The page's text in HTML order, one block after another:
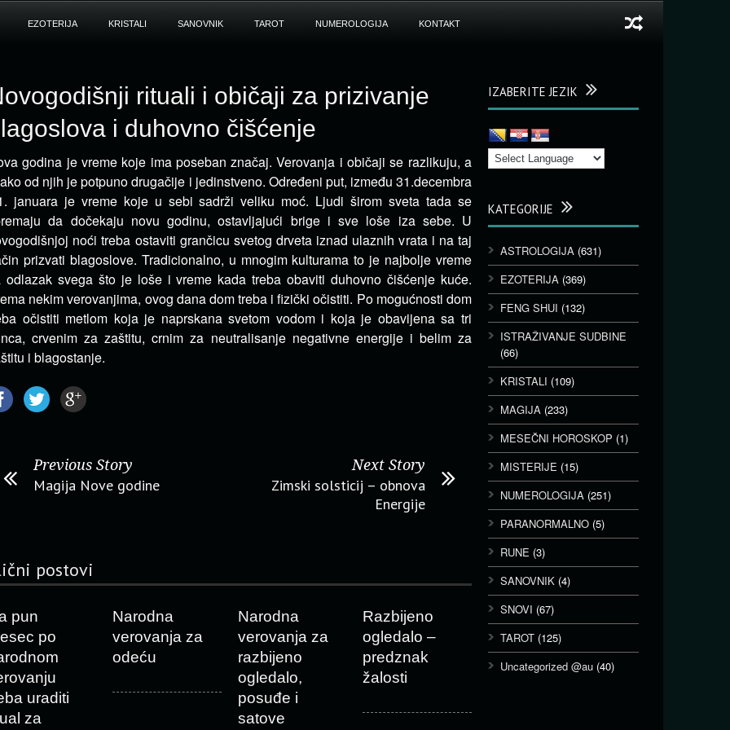
EZOTERIJA KRISTALI SANOVNIK TAROT NUMEROLOGIJA KONTAKT
rituali i običaji za prizivanje
i duhovno čišćenje
godina je vreme koje ima poseban značaj. Verovanja i običaji se razlikuju, a
od njih je potpuno drugačije i jedinstveno. Određeni put, između 31.decembra
januara je vreme koje u sebi sadrži veliku moć. Ljudi širom sveta tada se
da dočekaju novu godinu, ostavljajući brige i sve loše iza sebe. U
noći treba ostaviti grančicu svetog drveta iznad ulaznih vrata i na taj
prizvati blagoslove. Tradicionalno, u mnogim kulturama to je najbolje vreme
odlazak svega što je loše i vreme kada treba obaviti duhovno čišćenje kuće.
nekim verovanjima, ovog dana dom treba i fizički očistiti. Po mogućnosti dom
očistiti metlom koja je naprskana svetom vodom i koja je obavijena sa tri
crvenim za zaštitu, crnim za neutralisanje negativne energije i belim za
i blagostanje.
Previous Story
Magija Nove godine
Next Story
Zimski solsticij – obnova
Energije
postovi
pun
po
uraditi
za
Narodna
verovanja za
odeću
Narodna
verovanja za
razbijeno
ogledalo,
posuđe i
satove
Razbijeno
ogledalo –
predznak
žalosti
IZABERITE JEZIK
KATEGORIJE
ASTROLOGIJA (631)
EZOTERIJA (369)
FENG SHUI (132)
ISTRAŽIVANJE SUDBINE
(66)
KRISTALI (109)
MAGIJA (233)
MESEČNI HOROSKOP (1)
MISTERIJE (15)
NUMEROLOGIJA (251)
PARANORMALNO (5)
RUNE (3)
SANOVNIK (4)
SNOVI (67)
TAROT (125)
Uncategorized @au (40)